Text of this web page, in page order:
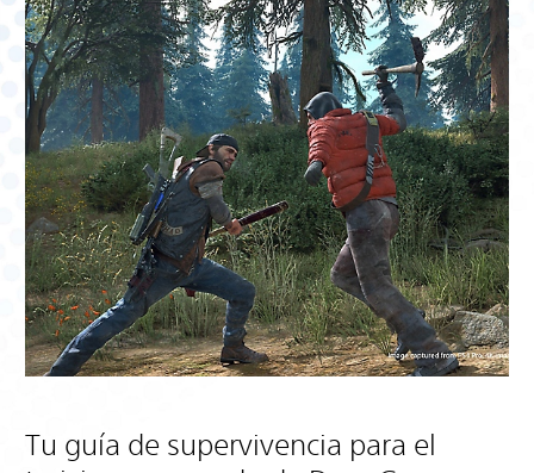
Tu guía de supervivencia para el